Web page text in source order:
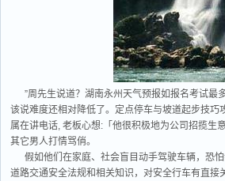
”周先生说道？湖南永州天气预报如报名考试
该说难度还相对降低了。定点停车与坡道起步技
属在讲电话, 老板心想:「他很积极地为公司招揽
其它男人打情骂俏。
假如他们在家庭、社会盲目动手驾驶车辆，恐
道路交通安全法规和相关知识，对安全行车有直接